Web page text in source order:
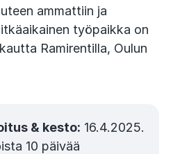
ammattiin ja
työpaikka on
Ramirentilla, Oulun
& kesto: 16.4.2025.
10 päivää